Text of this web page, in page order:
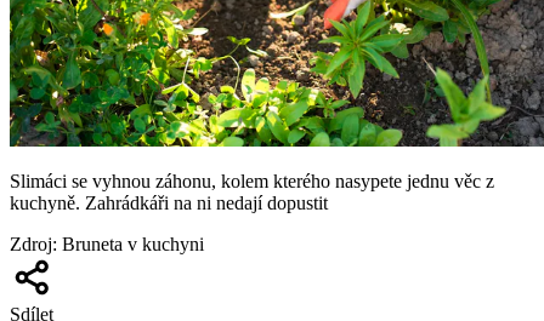
Slimáci se vyhnou záhonu, kolem kterého nasypete jednu věc z
kuchyně. Zahrádkáři na ni nedají dopustit
Zdroj: Bruneta v kuchyni
Sdílet